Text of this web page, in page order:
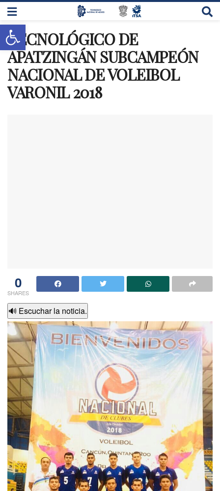
TECNOLÓGICO DE
APATZINGÁN SUBCAMPEÓN
NACIONAL DE VOLEIBOL
VARONIL 2018
0
SHARES
🔊 Escuchar la noticia.
Abrir barra de herramientas